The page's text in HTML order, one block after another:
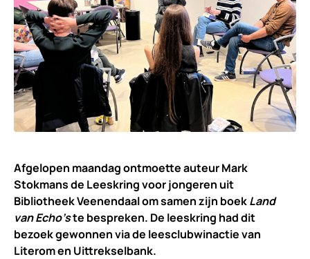
Afgelopen maandag ontmoette auteur Mark
Stokmans de Leeskring voor jongeren uit
Bibliotheek Veenendaal om samen zijn boekLand
van Echo’ste bespreken. De leeskring had dit
bezoek gewonnen via de leesclubwinactie van
Literom en Uittrekselbank.